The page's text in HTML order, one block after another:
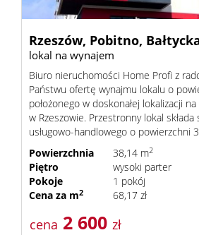
Rzeszów, Pobitno,
lokal na wynajem
Biuro nieruchomości Home Profi z
Państwu ofertę wynajmu lokalu o
położonego w doskonałej lokalizacji
w Rzeszowie. Przestronny lokal
usługowo-handlowego o powierzchni
Powierzchnia
38,14 m2
Piętro
wysoki parter
Pokoje
1 pokój
Cena za m2 68,17 zł
cena 2 600 zł